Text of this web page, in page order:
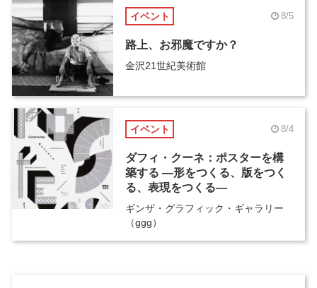
イベント 8/5
路上、お邪魔ですか？
金沢21世紀美術館
イベント 8/4
ダフィ・クーネ：ポスターを構
築する ―形をつくる、版をつく
る、表現をつくる―
ギンザ・グラフィック・ギャラリー
（ggg）